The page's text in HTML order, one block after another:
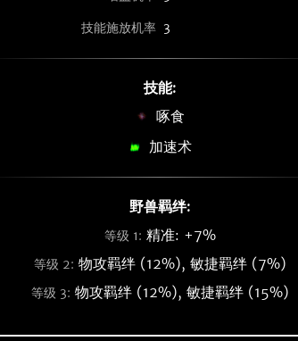
技能施放机率 3
技能:
啄食
加速术
野兽羁绊:
等级 1: 精准: +7%
等级 2: 物攻羁绊 (12%), 敏捷羁绊 (7%)
等级 3: 物攻羁绊 (12%), 敏捷羁绊 (15%)